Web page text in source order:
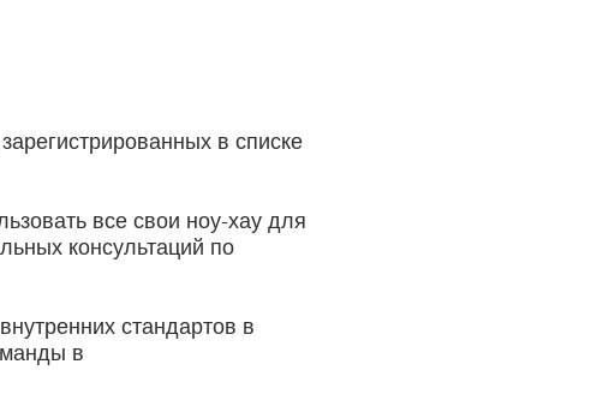
в списке
все свои ноу-хау для
консультаций по
внутренних стандартов в
в